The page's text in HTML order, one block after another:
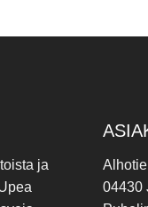
ja
04430